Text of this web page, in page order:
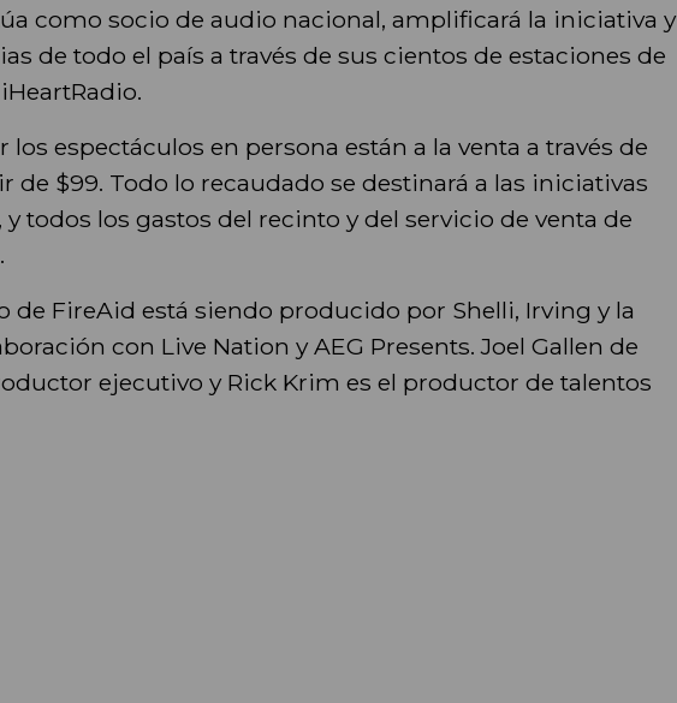
como socio de audio nacional, amplificará la iniciativa y
de todo el país a través de sus cientos de estaciones de
los espectáculos en persona están a la venta a través de
de $99. Todo lo recaudado se destinará a las iniciativas
todos los gastos del recinto y del servicio de venta de
de FireAid está siendo producido por Shelli, Irving y la
con Live Nation y AEG Presents. Joel Gallen de
ejecutivo y Rick Krim es el productor de talentos